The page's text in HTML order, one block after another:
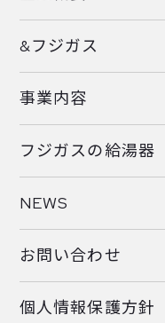
&フジガス
事業内容
フジガスの給湯器
NEWS
お問い合わせ
個人情報保護方針